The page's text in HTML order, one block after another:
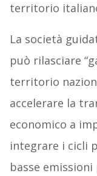
territorio
La società
può rilasciare
territorio
accelerare la
economico a
integrare i cicli
basse